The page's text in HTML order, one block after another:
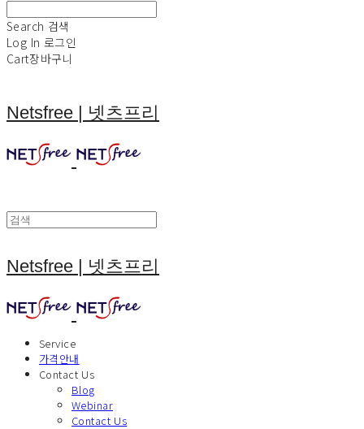
Search 검색
Log In 로그인
Cart장바구니
Netsfree | 넷츠프리
Netsfree | 넷츠프리
Service
가격안내
Contact Us
Blog
Webinar
Contact Us